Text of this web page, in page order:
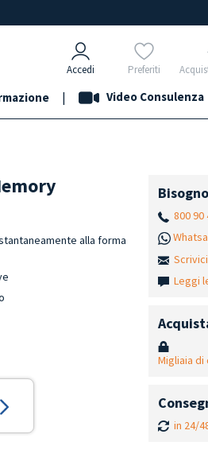
Accedi Preferiti
| Video Consulenza
alla forma
800 90
Leggi
Migliaia
in 24/